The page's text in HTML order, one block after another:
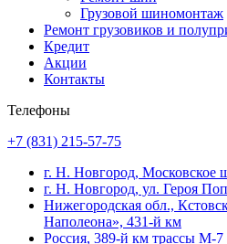
Грузовой шиномонтаж
Ремонт грузовиков и
Кредит
Акции
Контакты
Телефоны
+7 (831) 215-57-75
г. Н. Новгород, Московское
г. Н. Новгород, ул. Героя
Нижегородская обл.,
Наполеона», 431-й км
Россия, 389-й км трассы М-7